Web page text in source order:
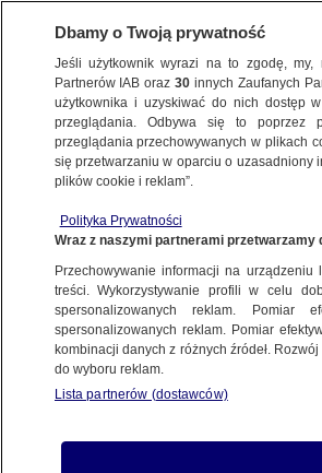
BIZNES
NAJNOWSZE
Gigant tanich lotów
działalność.
TURYSTYKA
TVN24 liderem
informacyjnych w
Z KRAJU
Problemy
Dbamy o Twoją prywatność
Jeśli użytkownik wyrazi na to zgodę,
Partnerów IAB oraz30 innych Zaufanych
użytkownika i uzyskiwać do nich dostęp
przeglądania. Odbywa się to poprzez
przeglądania przechowywanych w plikach
się przetwarzaniu w oparciu o uzasadniony
plików cookie i reklam”.
Polityka Prywatności
Wraz z naszymi partnerami przetwarzamy
Przechowywanie informacji na
treści. Wykorzystywanie profili w celu
spersonalizowanych reklam. Pomiar
spersonalizowanych reklam. Pomiar
kombinacji danych z różnych źródeł.
do wyboru reklam.
Lista partnerów (dostawców)